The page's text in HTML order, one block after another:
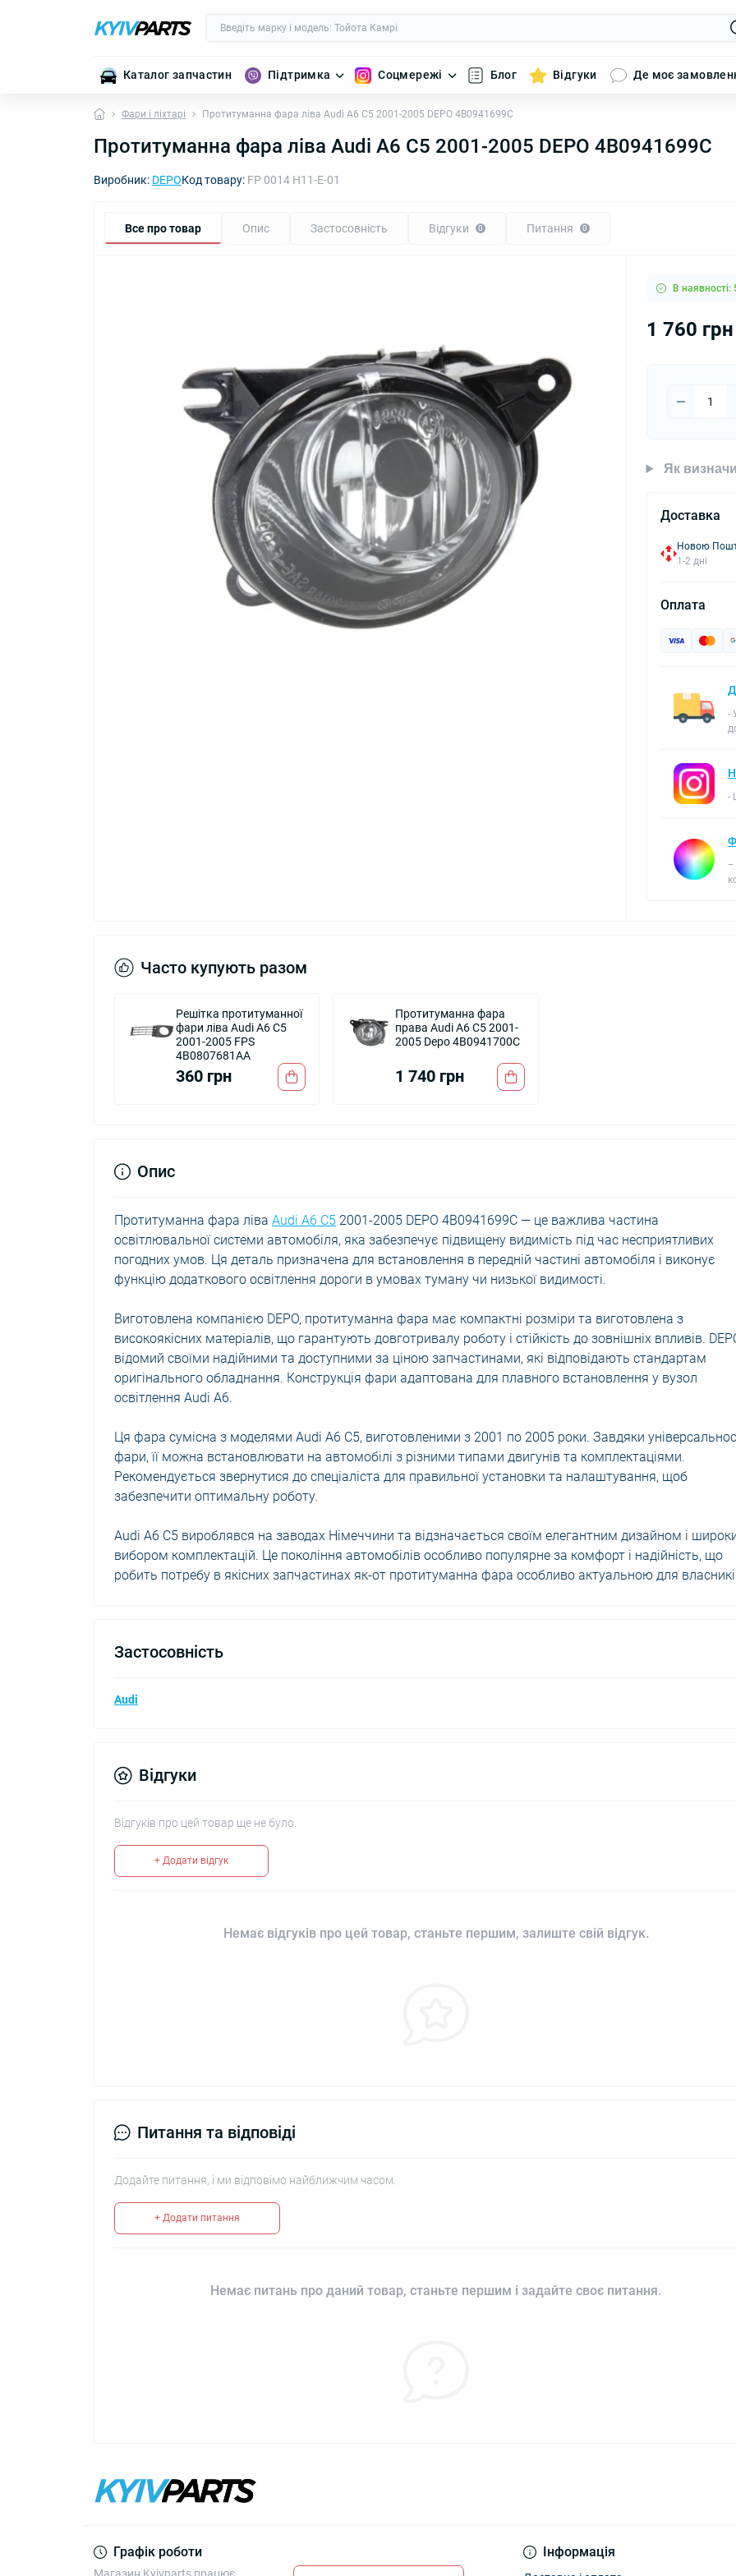
Каталог запчастин Підтримка Соцмережі Блог Відгуки Де моє
Фари і ліхтарі Протитуманна фара ліва Audi A6 C5 2001-2005 DEPO 4B0941699C
Протитуманна фара ліва Audi A6 C5 2001-2005 DEPO 4B0941699C
Виробник: DEPOКод товару: FP 0014 H11-E-01
Все про товар Опис Застосовність Відгуки 0 Питання 0
В наявності:
1 760 грн
Як
Доставка
Новою
1-2 дні
Оплата
-
-
–
Часто купують разом
Решітка протитуманної
фари ліва Audi A6 C5
2001-2005 FPS
4B0807681AA
360 грн
Протитуманна фара
права Audi A6 C5 2001-
2005 Depo 4B0941700C
1 740 грн
Опис
Протитуманна фара ліва Audi A6 C5 2001-2005 DEPO 4B0941699C — це важлива частина
освітлювальної системи автомобіля, яка забезпечує підвищену видимість під час несприятливих
погодних умов. Ця деталь призначена для встановлення в передній частині автомобіля і виконує
функцію додаткового освітлення дороги в умовах туману чи низької видимості.
Виготовлена компанією DEPO, протитуманна фара має компактні розміри та виготовлена з
високоякісних матеріалів, що гарантують довготривалу роботу і стійкість до зовнішніх впливів.
відомий своїми надійними та доступними за ціною запчастинами, які відповідають стандартам
оригінального обладнання. Конструкція фари адаптована для плавного встановлення у вузол
освітлення Audi A6.
Ця фара сумісна з моделями Audi A6 C5, виготовленими з 2001 по 2005 роки. Завдяки
фари, її можна встановлювати на автомобілі з різними типами двигунів та комплектаціями.
Рекомендується звернутися до спеціаліста для правильної установки та налаштування, щоб
забезпечити оптимальну роботу.
Audi A6 C5 вироблявся на заводах Німеччини та відзначається своїм елегантним дизайном і
вибором комплектацій. Це покоління автомобілів особливо популярне за комфорт і надійність, що
робить потребу в якісних запчастинах як-от протитуманна фара особливо актуальною для
Застосовність
Audi
Відгуки
Відгуків про цей товар ще не було.
+ Додати відгук
Немає відгуків про цей товар, станьте першим, залиште свій відгук.
Питання та відповіді
Додайте питання, і ми відповімо найближчим часом.
+ Додати питання
Немає питань про даний товар, станьте першим і задайте своє питання.
Графік роботи Інформація